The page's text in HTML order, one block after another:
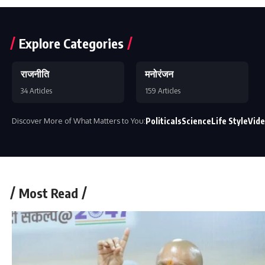
Explore Categories
राजनीति
34 Articles
मनोरंजन
159 Articles
Discover More of What Matters to You:PoliticalsScienceLife Style
Most Read